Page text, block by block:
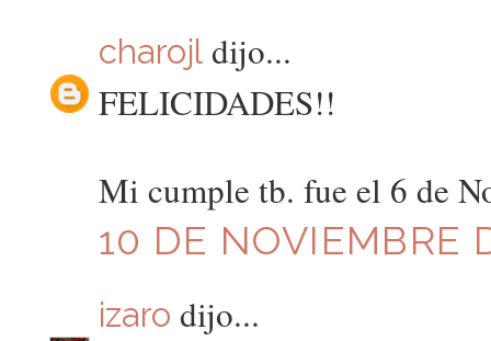
charojldijo...
FELICIDADES!!
Mi cumple tb. fue el 6 de
10 DE NOVIEMBRE
izaro dijo...